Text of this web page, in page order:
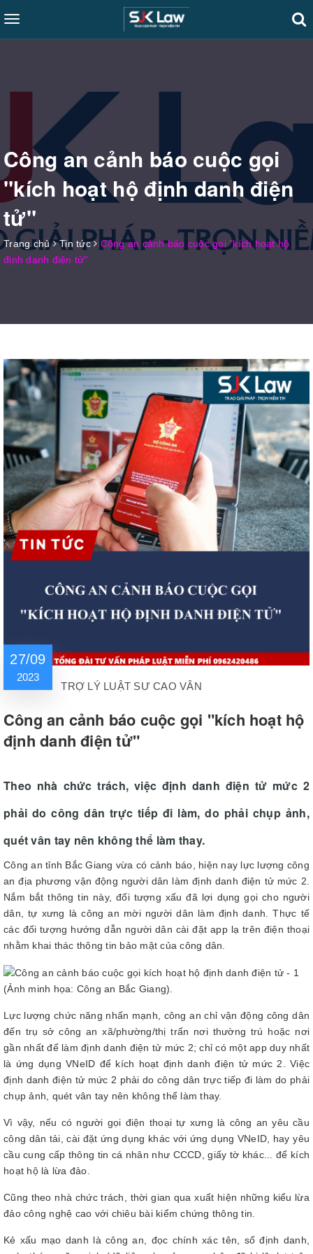
Toggle
navigation
Công an cảnh báo cuộc gọi
"kích hoạt hộ định danh điện
tử"
Trang chủ Tin tức
Công an cảnh báo cuộc gọi "kích hoạt hộ
định danh điện tử"
27/09
2023
TRỢ LÝ LUẬT SƯ CAO VÂN
Công an cảnh báo cuộc gọi "kích hoạt hộ
định danh điện tử"
Theo nhà chức trách, việc định danh điện tử mức 2
phải do công dân trực tiếp đi làm, do phải chụp ảnh,
quét vân tay nên không thể làm thay.
Công an tỉnh Bắc Giang vừa có cảnh báo, hiện nay lực lượng công
an địa phương vận động người dân làm định danh điện tử mức 2.
Nắm bắt thông tin này, đối tượng xấu đã lợi dụng gọi cho người
dân, tự xưng là công an mời người dân làm định danh. Thực tế
các đối tượng hướng dẫn người dân cài đặt app lạ trên điện thoại
nhằm khai thác thông tin bảo mật của công dân.
(Ảnh minh họa: Công an Bắc Giang).
Lực lượng chức năng nhấn mạnh, công an chỉ vận động công dân
đến trụ sở công an xã/phường/thị trấn nơi thường trú hoặc nơi
gần nhất để làm định danh điện tử mức 2; chỉ có một app duy nhất
là ứng dụng VNeID để kích hoạt định danh điện tử mức 2. Việc
định danh điện tử mức 2 phải do công dân trực tiếp đi làm do phải
chụp ảnh, quét vân tay nên không thể làm thay.
Vì vậy, nếu có người gọi điện thoại tự xưng là công an yêu cầu
công dân tải, cài đặt ứng dụng khác với ứng dụng VNeID, hay yêu
cầu cung cấp thông tin cá nhân như CCCD, giấy tờ khác... để kích
hoạt hộ là lừa đảo.
Cũng theo nhà chức trách, thời gian qua xuất hiện những kiểu lừa
đảo công nghệ cao với chiêu bài kiểm chứng thông tin.
Kẻ xấu mạo danh là công an, đọc chính xác tên, số định danh,